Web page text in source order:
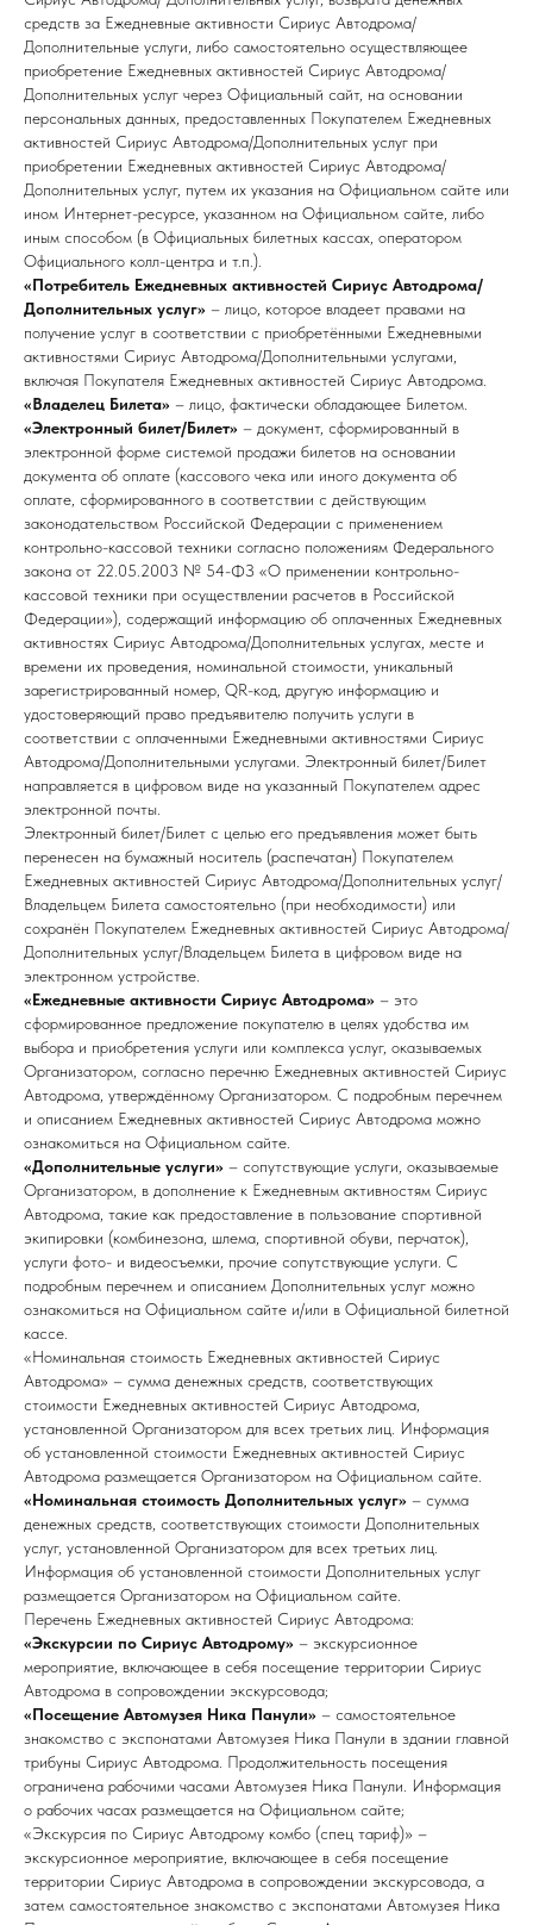
средств за Ежедневные активности Сириус Автодрома/
Дополнительные услуги, либо самостоятельно осуществляющее
приобретение Ежедневных активностей Сириус Автодрома/
Дополнительных услуг через Официальный сайт, на основании
персональных данных, предоставленных Покупателем Ежедневных
активностей Сириус Автодрома/Дополнительных услуг при
приобретении Ежедневных активностей Сириус Автодрома/
Дополнительных услуг, путем их указания на Официальном сайте или
ином Интернет-ресурсе, указанном на Официальном сайте, либо
иным способом (в Официальных билетных кассах, оператором
Официального колл-центра и т.п.).
«Потребитель Ежедневных активностей Сириус Автодрома/
Дополнительных услуг» – лицо, которое владеет правами на
получение услуг в соответствии с приобретёнными Ежедневными
активностями Сириус Автодрома/Дополнительными услугами,
включая Покупателя Ежедневных активностей Сириус Автодрома.
«Владелец Билета» – лицо, фактически обладающее Билетом.
«Электронный билет/Билет» – документ, сформированный в
электронной форме системой продажи билетов на основании
документа об оплате (кассового чека или иного документа об
оплате, сформированного в соответствии с действующим
законодательством Российской Федерации с применением
контрольно-кассовой техники согласно положениям Федерального
закона от 22.05.2003 № 54-ФЗ «О применении контрольно-
кассовой техники при осуществлении расчетов в Российской
Федерации»), содержащий информацию об оплаченных Ежедневных
активностях Сириус Автодрома/Дополнительных услугах, месте и
времени их проведения, номинальной стоимости, уникальный
зарегистрированный номер, QR-код, другую информацию и
удостоверяющий право предъявителю получить услуги в
соответствии с оплаченными Ежедневными активностями Сириус
Автодрома/Дополнительными услугами. Электронный билет/Билет
направляется в цифровом виде на указанный Покупателем адрес
электронной почты.
Электронный билет/Билет с целью его предъявления может быть
перенесен на бумажный носитель (распечатан) Покупателем
Ежедневных активностей Сириус Автодрома/Дополнительных услуг/
Владельцем Билета самостоятельно (при необходимости) или
сохранён Покупателем Ежедневных активностей Сириус Автодрома/
Дополнительных услуг/Владельцем Билета в цифровом виде на
электронном устройстве.
«Ежедневные активности Сириус Автодрома» – это
сформированное предложение покупателю в целях удобства им
выбора и приобретения услуги или комплекса услуг, оказываемых
Организатором, согласно перечню Ежедневных активностей Сириус
Автодрома, утверждённому Организатором. С подробным перечнем
и описанием Ежедневных активностей Сириус Автодрома можно
ознакомиться на Официальном сайте.
«Дополнительные услуги» – сопутствующие услуги, оказываемые
Организатором, в дополнение к Ежедневным активностям Сириус
Автодрома, такие как предоставление в пользование спортивной
экипировки (комбинезона, шлема, спортивной обуви, перчаток),
услуги фото- и видеосъемки, прочие сопутствующие услуги. С
подробным перечнем и описанием Дополнительных услуг можно
ознакомиться на Официальном сайте и/или в Официальной билетной
кассе.
«Номинальная стоимость Ежедневных активностей Сириус
Автодрома» – сумма денежных средств, соответствующих
стоимости Ежедневных активностей Сириус Автодрома,
установленной Организатором для всех третьих лиц. Информация
об установленной стоимости Ежедневных активностей Сириус
Автодрома размещается Организатором на Официальном сайте.
«Номинальная стоимость Дополнительных услуг» – сумма
денежных средств, соответствующих стоимости Дополнительных
услуг, установленной Организатором для всех третьих лиц.
Информация об установленной стоимости Дополнительных услуг
размещается Организатором на Официальном сайте.
Перечень Ежедневных активностей Сириус Автодрома:
«Экскурсии по Сириус Автодрому» – экскурсионное
мероприятие, включающее в себя посещение территории Сириус
Автодрома в сопровождении экскурсовода;
«Посещение Автомузея Ника Панули» – самостоятельное
знакомство с экспонатами Автомузея Ника Панули в здании главной
трибуны Сириус Автодрома. Продолжительность посещения
ограничена рабочими часами Автомузея Ника Панули. Информация
о рабочих часах размещается на Официальном сайте;
«Экскурсия по Сириус Автодрому комбо (спец тариф)» –
экскурсионное мероприятие, включающее в себя посещение
территории Сириус Автодрома в сопровождении экскурсовода, а
затем самостоятельное знакомство с экспонатами Автомузея Ника